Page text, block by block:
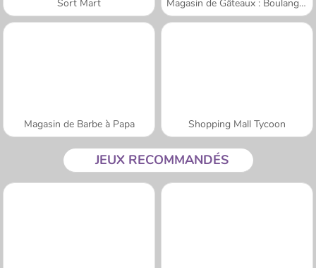
Sort Mart Magasin de Gâteaux : Boulangerie
Magasin de Barbe à Papa Shopping Mall Tycoon
JEUX RECOMMANDÉS